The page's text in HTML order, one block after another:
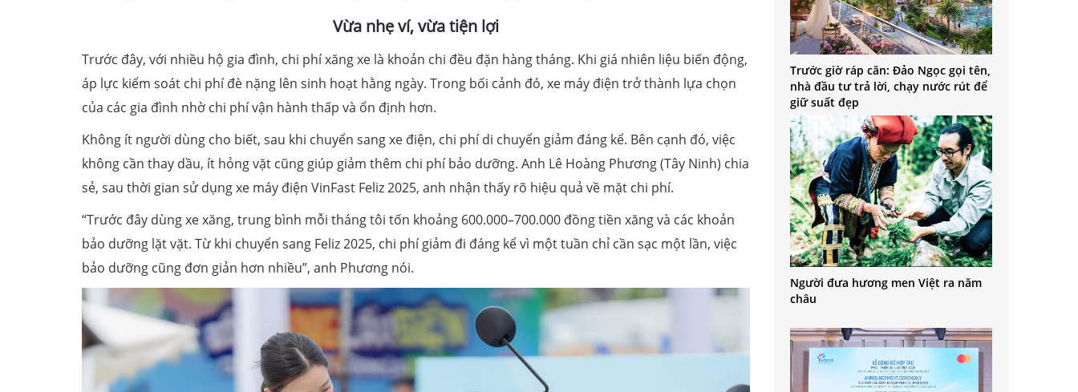
Vừanhẹ ví, vừa tiện lợi
Trước đây, với nhiều hộ gia đình, chi phí xăng xe là khoản chi đều đặn hàng tháng. Khi giá nhiên liệu biến động,
áp lực kiểm soát chi phí đè nặng lên sinh hoạt hằng ngày. Trong bối cảnh đó, xe máy điện trở thành lựa chọn
của các gia đình nhờ chi phí vận hành thấp và ổn định hơn.
Không ít người dùng cho biết, sau khi chuyển sang xe điện, chi phí di chuyển giảm đáng kể. Bên cạnh đó, việc
không cần thay dầu, ít hỏng vặt cũng giúp giảm thêm chi phí bảo dưỡng. Anh Lê Hoàng Phương (Tây Ninh) chia
sẻ, sau thời gian sử dụng xe máy điện VinFast Feliz 2025, anh nhận thấy rõ hiệu quả về mặt chi phí.
“Trước đây dùng xe xăng, trung bình mỗi tháng tôi tốn khoảng 600.000–700.000 đồng tiền xăng và các khoản
bảo dưỡng lặt vặt. Từ khi chuyển sang Feliz 2025, chi phí giảm đi đáng kể vì một tuần chỉ cần sạc một lần, việc
bảo dưỡng cũng đơn giản hơn nhiều”, anh Phương nói.
Trước giờ ráp căn: Đảo Ngọc gọi tên,
nhà đầu tư trả lời, chạy nước rút để
giữ suất đẹp
Người đưa hương men Việt ra năm
châu